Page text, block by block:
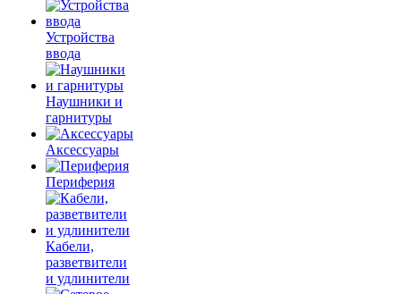
Устройства
ввода
Наушники и
гарнитуры
Аксессуары
Периферия
Кабели,
разветвители
и удлинители